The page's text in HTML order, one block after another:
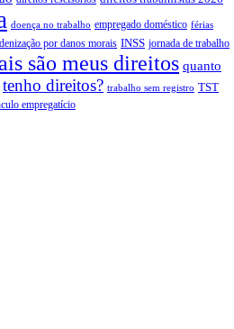
doença no trabalho empregado doméstico férias
por danos morais INSS jornada de trabalho
são meus direitos quanto
tenho direitos? trabalho sem registro TST
empregatício